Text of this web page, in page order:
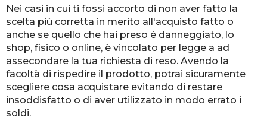
Nei casi in cui ti fossi accorto di non aver fatto la
scelta più corretta in merito all'acquisto fatto o
anche se quello che hai preso è danneggiato, lo
shop, fisico o online, è vincolato per legge a ad
assecondare la tua richiesta di reso. Avendo la
facoltà di rispedire il prodotto, potrai sicuramente
scegliere cosa acquistare evitando di restare
insoddisfatto o di aver utilizzato in modo errato i
soldi.